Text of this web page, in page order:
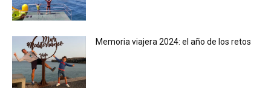
Memoria viajera 2024: el año de los retos